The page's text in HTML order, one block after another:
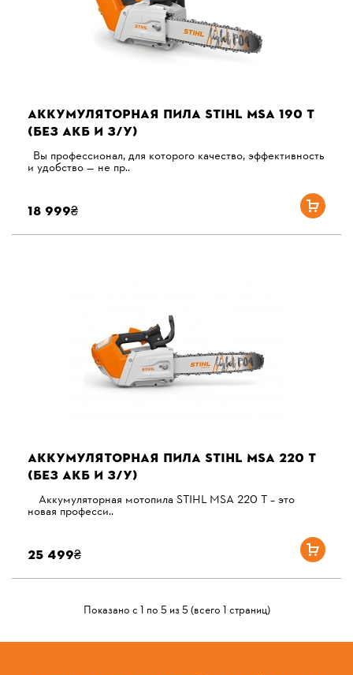
АККУМУЛЯТОРНАЯ ПИЛА STIHL MSA 190 T
(БЕЗ АКБ И З/У)
Вы профессионал, для которого качество, эффективность
и удобство — не пр..
18 999₴
АККУМУЛЯТОРНАЯ ПИЛА STIHL MSA 220 T
(БЕЗ АКБ И З/У)
Аккумуляторная мотопила STIHL MSA 220 T – это
новая професси..
25 499₴
Показано с 1 по 5 из 5 (всего 1 страниц)